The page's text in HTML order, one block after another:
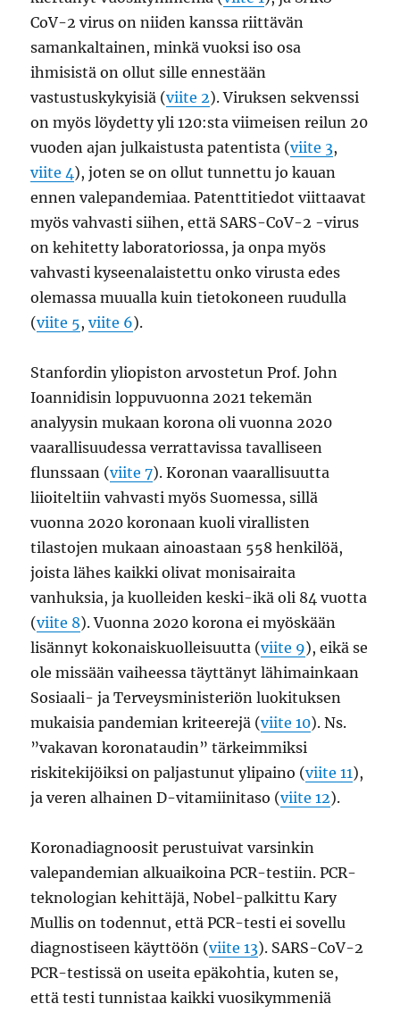
CoV-2 virus on niiden kanssa riittävän
samankaltainen, minkä vuoksi iso osa
ihmisistä on ollut sille ennestään
vastustuskykyisiä (viite 2). Viruksen sekvenssi
on myös löydetty yli 120:sta viimeisen reilun 20
vuoden ajan julkaistusta patentista (viite 3,
viite 4), joten se on ollut tunnettu jo kauan
ennen valepandemiaa. Patenttitiedot viittaavat
myös vahvasti siihen, että SARS-CoV-2 -virus
on kehitetty laboratoriossa, ja onpa myös
vahvasti kyseenalaistettu onko virusta edes
olemassa muualla kuin tietokoneen ruudulla
(viite 5,viite 6).
Stanfordin yliopiston arvostetun Prof. John
Ioannidisin loppuvuonna 2021 tekemän
analyysin mukaan korona oli vuonna 2020
vaarallisuudessa verrattavissa tavalliseen
flunssaan (viite 7). Koronan vaarallisuutta
liioiteltiin vahvasti myös Suomessa, sillä
vuonna 2020 koronaan kuoli virallisten
tilastojen mukaan ainoastaan 558 henkilöä,
joista lähes kaikki olivat monisairaita
vanhuksia, ja kuolleiden keski-ikä oli 84 vuotta
(viite 8). Vuonna 2020 korona ei myöskään
lisännyt kokonaiskuolleisuutta (viite 9), eikä se
ole missään vaiheessa täyttänyt lähimainkaan
Sosiaali- ja Terveysministeriön luokituksen
mukaisia pandemian kriteerejä (viite 10). Ns.
”vakavan koronataudin” tärkeimmiksi
riskitekijöiksi on paljastunut ylipaino (viite 11),
ja veren alhainen D-vitamiinitaso (viite 12).
Koronadiagnoosit perustuivat varsinkin
valepandemian alkuaikoina PCR-testiin. PCR-
teknologian kehittäjä, Nobel-palkittu Kary
Mullis on todennut, että PCR-testi ei sovellu
diagnostiseen käyttöön (viite 13). SARS-CoV-2
PCR-testissä on useita epäkohtia, kuten se,
että testi tunnistaa kaikki vuosikymmeniä